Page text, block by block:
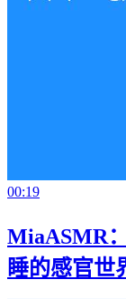
00:19
MiaASMR
睡的感官世